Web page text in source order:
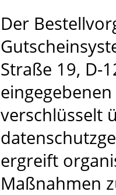
Der
Straße 19, D-
verschlüsselt
ergreift
Maßnahmen